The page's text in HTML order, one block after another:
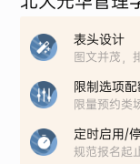
表头设计
图文并茂，
限制选项
限量预约类
定时启用/
规范报名起